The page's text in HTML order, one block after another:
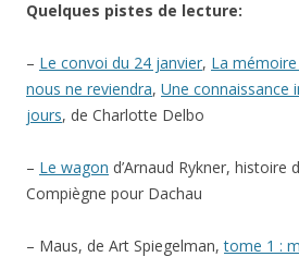
Quelques pistes de lecture:
– Le convoi du 24 janvier, La
nous ne reviendra, Une connaissance
jours, de Charlotte Delbo
– Le wagon d’Arnaud Rykner, histoire
Compiègne pour Dachau
– Maus, de Art Spiegelman,tome 1 :